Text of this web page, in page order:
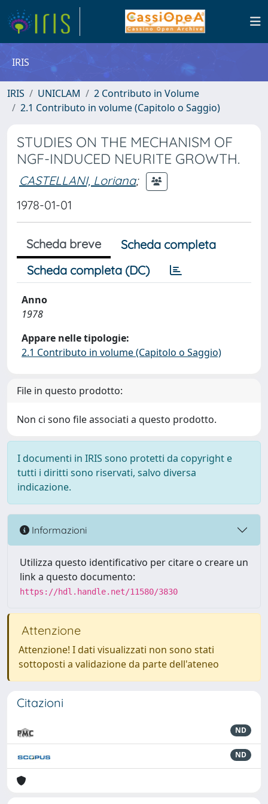
IRIS
IRIS UNICLAM
2 Contributo in Volume
2.1 Contributo in volume (Capitolo o Saggio)
STUDIES ON THE MECHANISM OF
NGF-INDUCED NEURITE GROWTH.
CASTELLANI, Loriana;
1978-01-01
Scheda breve
Scheda completa
Scheda completa (DC)
Anno
1978
Appare nelle tipologie:
2.1 Contributo in volume (Capitolo o Saggio)
File in questo prodotto:
Non ci sono file associati a questo prodotto.
I documenti in IRIS sono protetti da copyright e
tutti i diritti sono riservati, salvo diversa
indicazione.
Informazioni
Utilizza questo identificativo per citare o creare un
link a questo documento:
https://hdl.handle.net/11580/3830
Attenzione
Attenzione! I dati visualizzati non sono stati
sottoposti a validazione da parte dell'ateneo
Citazioni
ND
ND